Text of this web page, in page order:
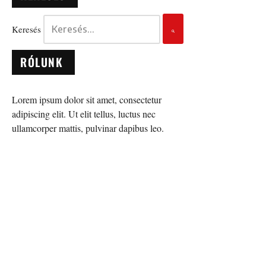
Keresés
RÓLUNK
Lorem ipsum dolor sit amet, consectetur
adipiscing elit. Ut elit tellus, luctus nec
ullamcorper mattis, pulvinar dapibus leo.